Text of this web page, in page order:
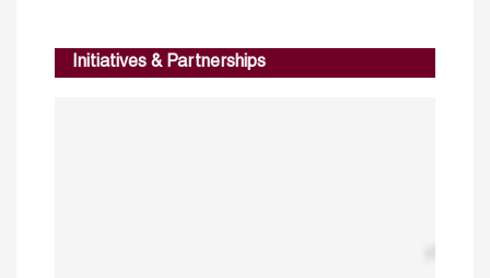
Initiatives & Partnerships